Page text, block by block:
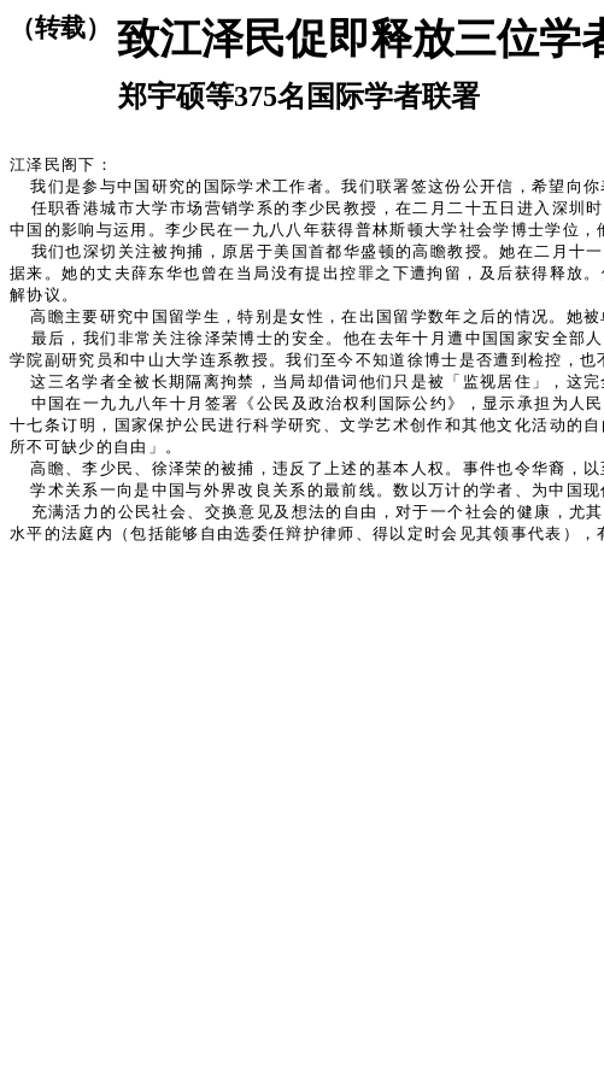
（转载） 致江泽民促即释放三位学
郑宇硕等375名国际学者联署
江泽民阁下：
我们是参与中国研究的国际学术工作者。我们联署签这份公开信，希望向
任职香港城市大学市场营销学系的李少民教授，在二月二十五日进入深圳
中国的影响与运用。李少民在一九八八年获得普林斯顿大学社会学博士学位
我们也深切关注被拘捕，原居于美国首都华盛顿的高瞻教授。她在二月十
据来。她的丈夫薛东华也曾在当局没有提出控罪之下遭拘留，及后获得释放
解协议。
高瞻主要研究中国留学生，特别是女性，在出国留学数年之后的情况。她
最后，我们非常关注徐泽荣博士的安全。他在去年十月遭中国国家安全部
学院副研究员和中山大学连系教授。我们至今不知道徐博士是否遭到检控，
这三名学者全被长期隔离拘禁，当局却借词他们只是被「监视居住」，这
中国在一九九八年十月签署《公民及政治权利国际公约》，显示承担为人
十七条订明，国家保护公民进行科学研究、文学艺术创作和其他文化活动的
所不可缺少的自由」。
高瞻、李少民、徐泽荣的被捕，违反了上述的基本人权。事件也令华裔，
学术关系一向是中国与外界改良关系的最前线。数以万计的学者、为中国
充满活力的公民社会、交换意见及想法的自由，对于一个社会的健康，尤
水平的法庭内（包括能够自由选委任辩护律师、得以定时会见其领事代表）